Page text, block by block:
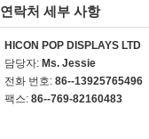
연락처 세부 사항
HICON POP DISPLAYS LTD
담당자: Ms. Jessie
전화 번호: 86--13925765496
팩스: 86--769-82160483